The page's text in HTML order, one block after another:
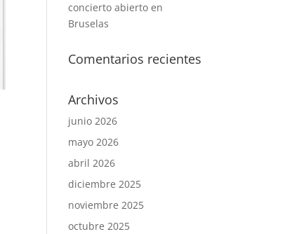
concierto abierto en
Bruselas
Comentarios recientes
Archivos
junio 2026
mayo 2026
abril 2026
diciembre 2025
noviembre 2025
octubre 2025